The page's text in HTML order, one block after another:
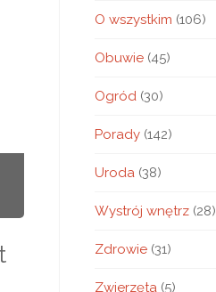
O wszystkim (106)
Obuwie (45)
Ogród (30)
Porady (142)
Uroda (38)
Wystrój wnętrz (28)
Zdrowie (31)
Zwierzęta (5)